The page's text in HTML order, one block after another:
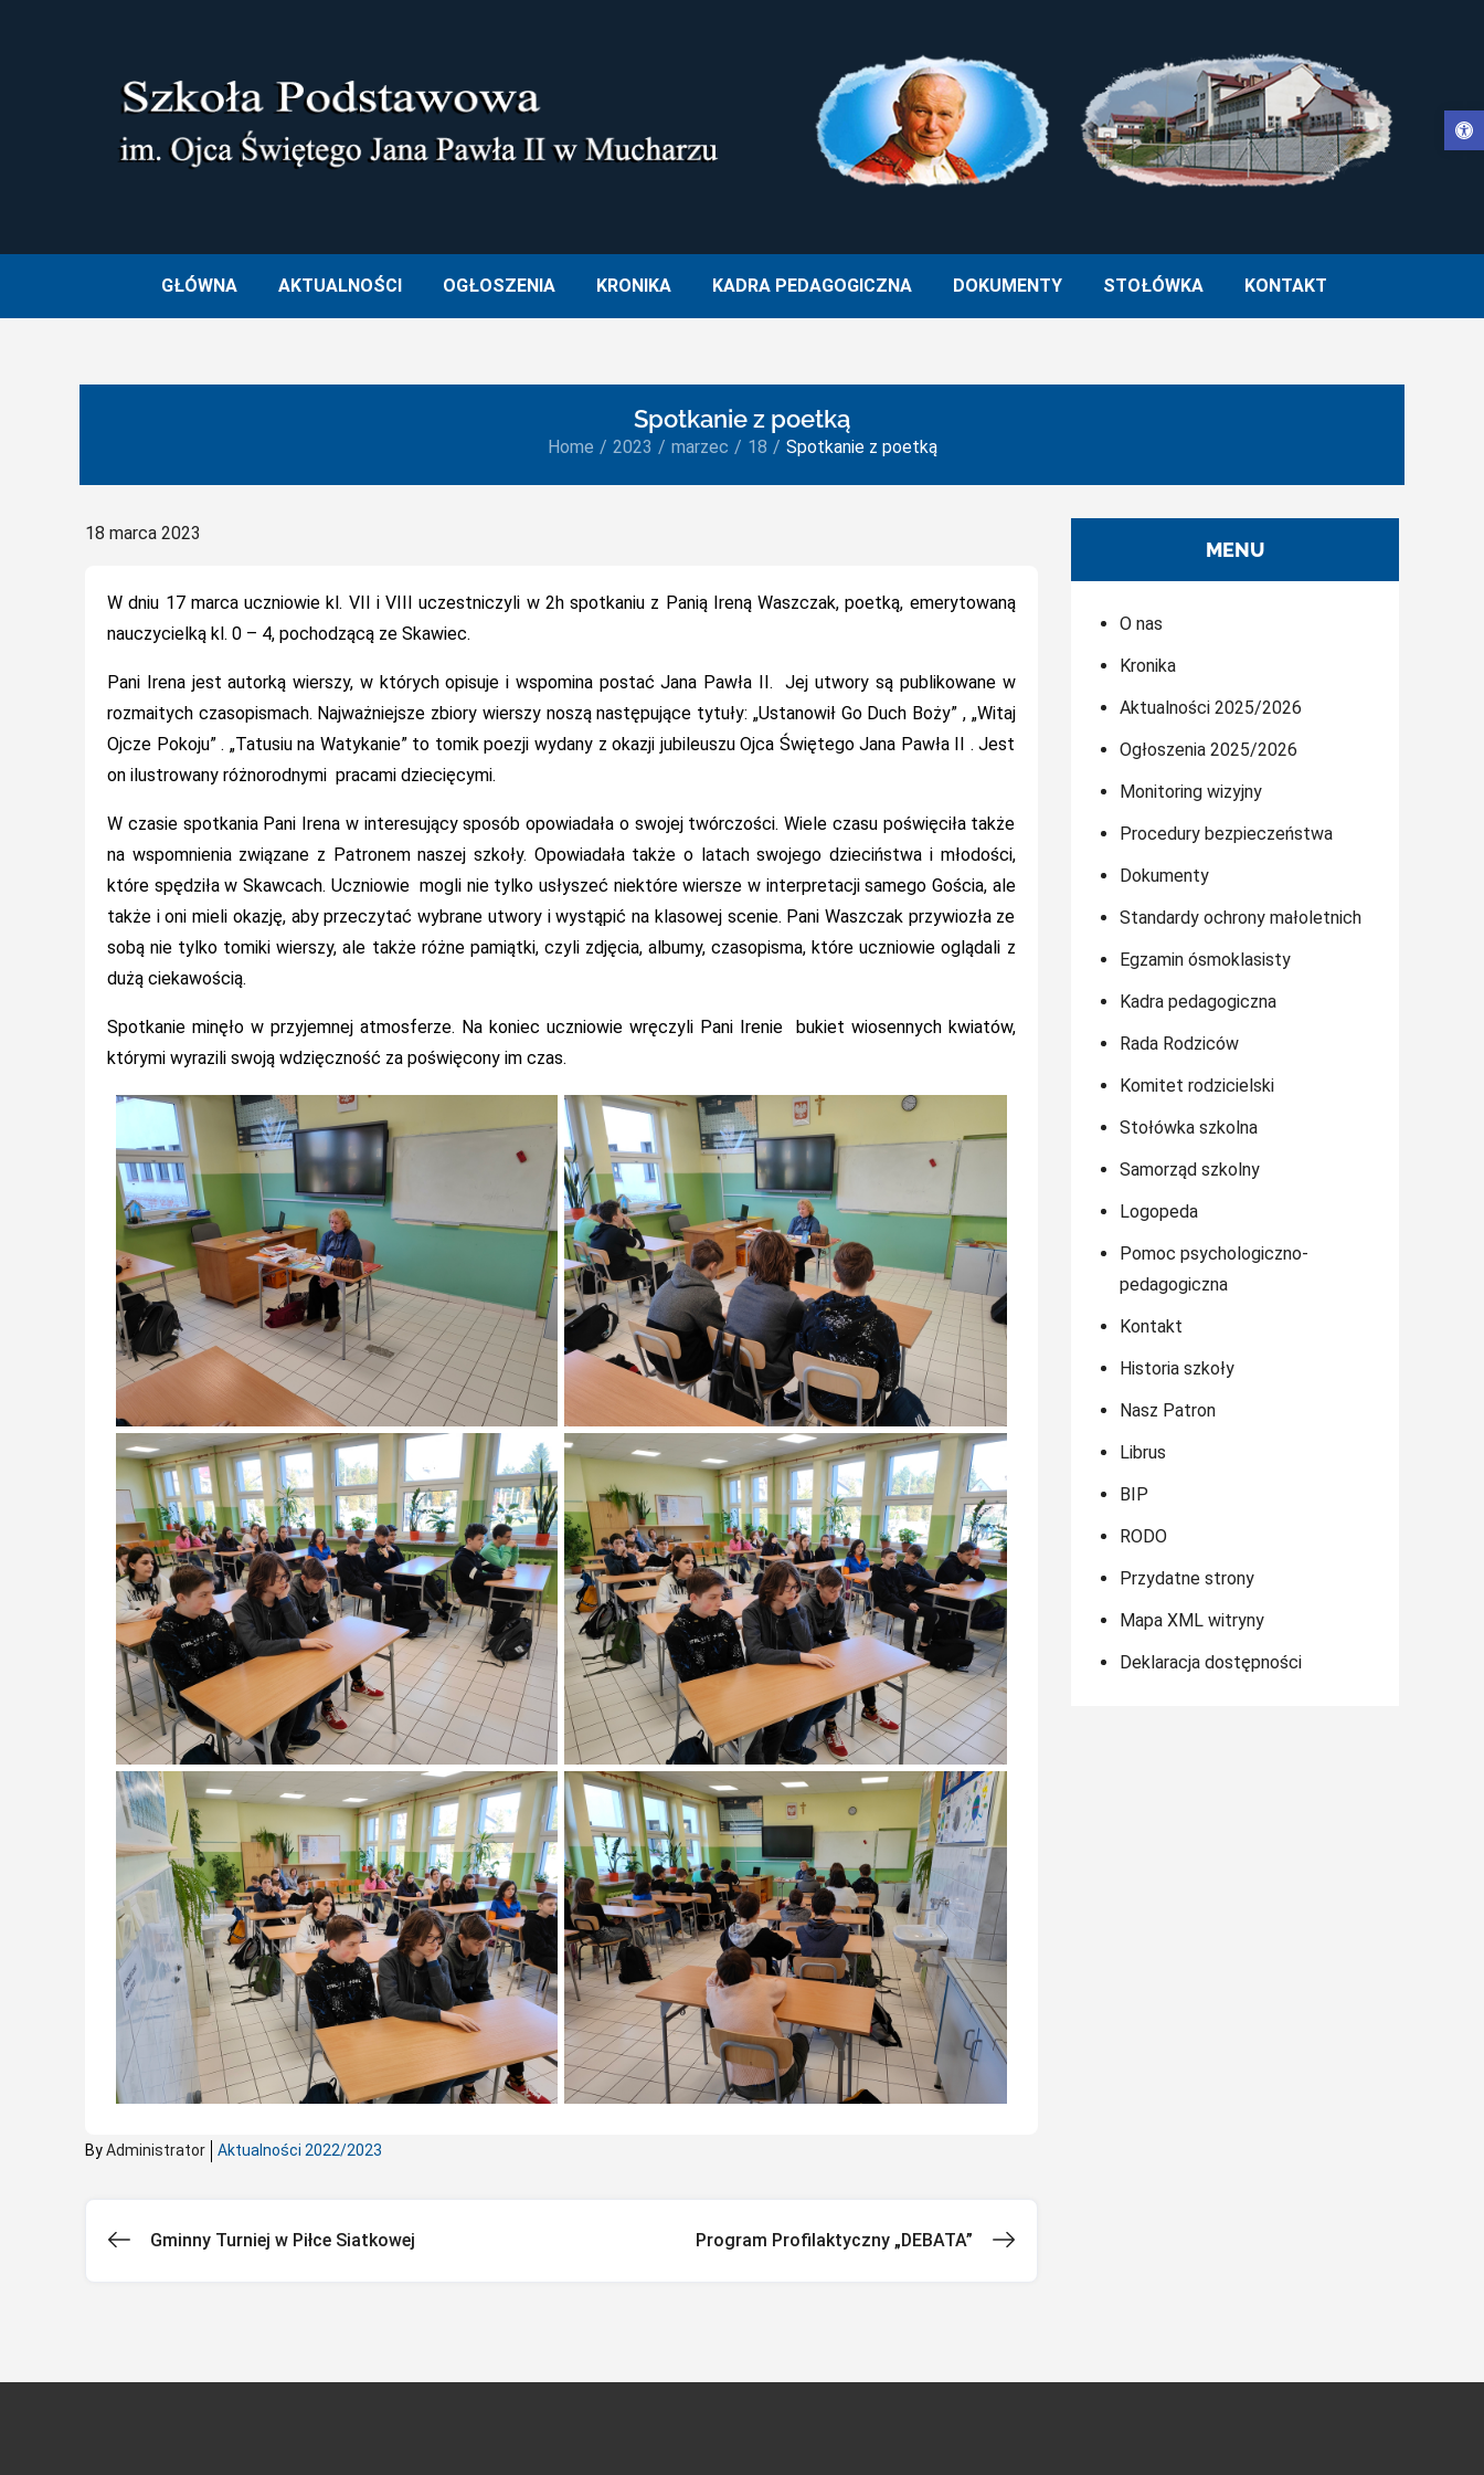
Otwórz pasek narzędzi
SZKOŁA PODSTAWOWA IM. OJCA ŚWIĘTEGO JANA PAWŁA II W MUCHARZU
GŁÓWNA AKTUALNOŚCI OGŁOSZENIA KRONIKA KADRA PEDAGOGICZNA DOKUMENTY STOŁÓWKA KONTAKT
Spotkanie z poetką
Home 2023 marzec 18 Spotkanie z poetką
Posted
18 marca 2023
W dniu 17 marca uczniowie kl. VII i VIII uczestniczyli w 2h spotkaniu z Panią Ireną Waszczak, poetką, emerytowaną
nauczycielką kl. 0 – 4, pochodzącą ze Skawiec.
Pani Irena jest autorką wierszy, w których opisuje i wspomina postać Jana Pawła II. Jej utwory są publikowane w
rozmaitych czasopismach. Najważniejsze zbiory wierszy noszą następujące tytuły: „Ustanowił Go Duch Boży” , „Witaj
Ojcze Pokoju” . „Tatusiu na Watykanie” to tomik poezji wydany z okazji jubileuszu Ojca Świętego Jana Pawła II . Jest
on ilustrowany różnorodnymi pracami dziecięcymi.
W czasie spotkania Pani Irena w interesujący sposób opowiadała o swojej twórczości. Wiele czasu poświęciła także
na wspomnienia związane z Patronem naszej szkoły. Opowiadała także o latach swojego dzieciństwa i młodości,
które spędziła w Skawcach. Uczniowie mogli nie tylko usłyszeć niektóre wiersze w interpretacji samego Gościa, ale
także i oni mieli okazję, aby przeczytać wybrane utwory i wystąpić na klasowej scenie. Pani Waszczak przywiozła ze
sobą nie tylko tomiki wierszy, ale także różne pamiątki, czyli zdjęcia, albumy, czasopisma, które uczniowie oglądali z
dużą ciekawością.
Spotkanie minęło w przyjemnej atmosferze. Na koniec uczniowie wręczyli Pani Irenie bukiet wiosennych kwiatów,
którymi wyrazili swoją wdzięczność za poświęcony im czas.
ByAdministrator Aktualności 2022/2023
Nawigacja
Gminny Turniej w Piłce Siatkowej Program Profilaktyczny „DEBATA”
MENU
O nas
Kronika
Aktualności 2025/2026
Ogłoszenia 2025/2026
Monitoring wizyjny
Procedury bezpieczeństwa
Dokumenty
Standardy ochrony małoletnich
Egzamin ósmoklasisty
Kadra pedagogiczna
Rada Rodziców
Komitet rodzicielski
Stołówka szkolna
Samorząd szkolny
Logopeda
Pomoc psychologiczno-
pedagogiczna
Kontakt
Historia szkoły
Nasz Patron
Librus
BIP
RODO
Przydatne strony
Mapa XML witryny
Deklaracja dostępności